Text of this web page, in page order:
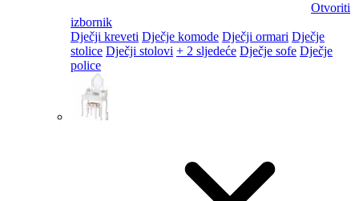
Otvoriti
izbornik
Dječji kreveti Dječje komode Dječji ormari Dječje
stolice Dječji stolovi + 2 sljedeće Dječje sofe Dječje
police